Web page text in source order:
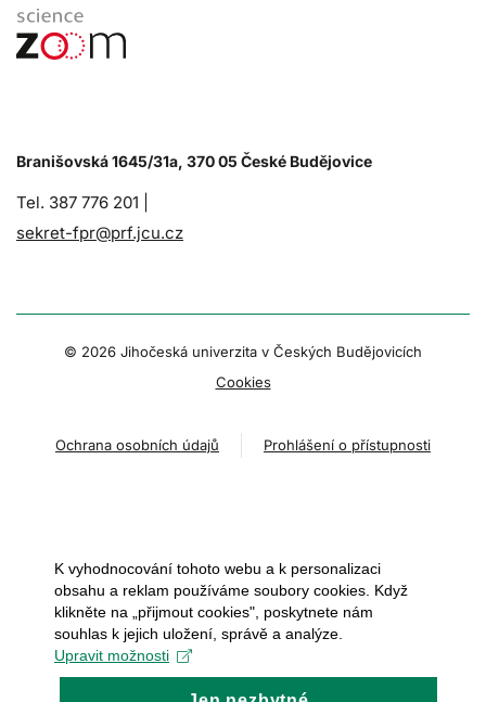
Branišovská 1645/31a, 370 05 České Budějovice
Tel. 387 776 201 |
sekret-fpr@prf.jcu.cz
© 2026 Jihočeská univerzita v Českých Budějovicích
Cookies
Ochrana osobních údajů Prohlášení o přístupnosti
K vyhodnocování tohoto webu a k personalizaci
obsahu a reklam používáme soubory cookies. Když
klikněte na „přijmout cookies", poskytnete nám
souhlas k jejich uložení, správě a analýze.
Upravit možnosti